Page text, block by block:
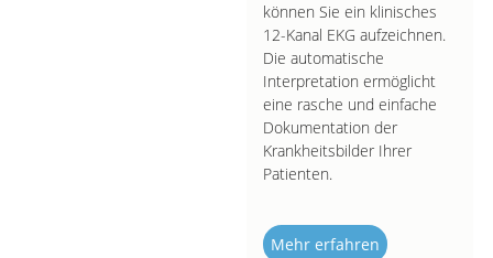
können Sie ein klinisches
12-Kanal EKG aufzeichnen.
Die automatische
Interpretation ermöglicht
eine rasche und einfache
Dokumentation der
Krankheitsbilder Ihrer
Patienten.
Mehr erfahren